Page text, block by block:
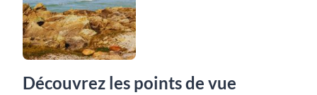
Découvrez les points de vue